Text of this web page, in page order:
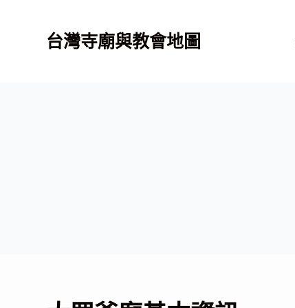
台灣寺廟與教會地圖